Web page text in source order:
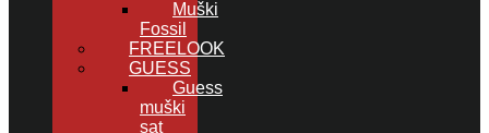
Muški
Fossil
FREELOOK
GUESS
Guess
muški
sat